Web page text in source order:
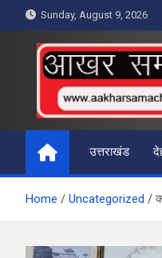
to
content
Sunday, August 9, 2026
आखरउत्तराखंड
Home Uncategorized